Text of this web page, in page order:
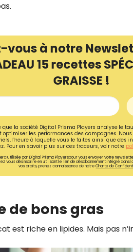
vous à notre
15 recettes
GRAISSE !
que la société Digital Prisma Players analyse le
optimiser les performances des campagnes.
l'heure à laquelle vous le faites ainsi que des
Pour en savoir plus sur ces traceurs, voir notre
utilisée par Digital Prisma Playerspour vous envoyer votre
vous désinscrire en utilisant le lien de désabonnement intégré dans
vos droits, prenez connaissance de notreCharte de
de bons gras
est riche en lipides. Mais pas
recettes
!
Ainsi que la